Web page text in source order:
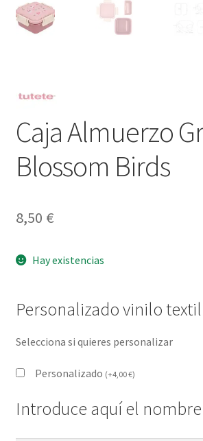
Caja Almuerzo
Blossom Birds
8,50 €
Hay existencias
Personalizado vinilo textil
Selecciona si quieres personalizar
Personalizado (+4,00€)
Introduce aquí el nombre